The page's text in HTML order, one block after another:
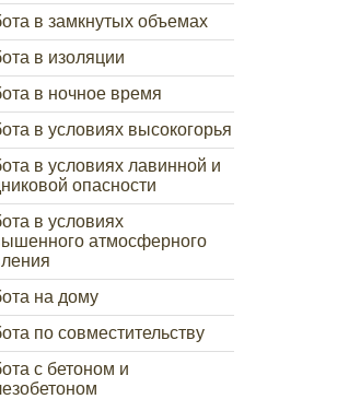
в замкнутых объемах
в изоляции
в ночное время
в условиях высокогорья
в условиях лавинной и
опасности
в условиях
атмосферного
на дому
по совместительству
с бетоном и